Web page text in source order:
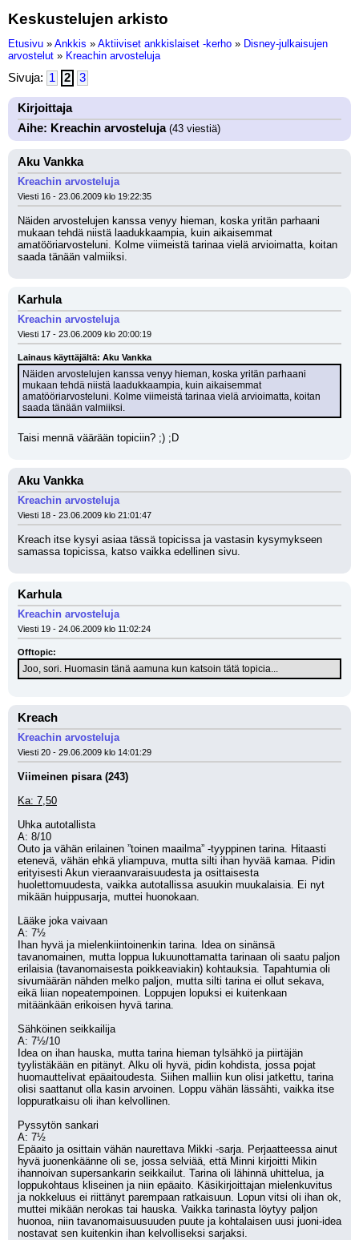
Keskustelujen arkisto
Etusivu » Ankkis » Aktiiviset ankkislaiset -kerho » Disney-julkaisujen
arvostelut » Kreachin arvosteluja
Sivuja: 1 2 3
Kirjoittaja
Aihe: Kreachin arvosteluja(43 viestiä)
Aku Vankka
Kreachin arvosteluja
Viesti 16 - 23.06.2009 klo 19:22:35
Näiden arvostelujen kanssa venyy hieman, koska yritän parhaani
mukaan tehdä niistä laadukkaampia, kuin aikaisemmat
amatööriarvosteluni. Kolme viimeistä tarinaa vielä arvioimatta, koitan
saada tänään valmiiksi.
Karhula
Kreachin arvosteluja
Viesti 17 - 23.06.2009 klo 20:00:19
Lainaus käyttäjältä: Aku Vankka
Näiden arvostelujen kanssa venyy hieman, koska yritän parhaani
mukaan tehdä niistä laadukkaampia, kuin aikaisemmat
amatööriarvosteluni. Kolme viimeistä tarinaa vielä arvioimatta, koitan
saada tänään valmiiksi.
Taisi mennä väärään topiciin? ;) ;D
Aku Vankka
Kreachin arvosteluja
Viesti 18 - 23.06.2009 klo 21:01:47
Kreach itse kysyi asiaa tässä topicissa ja vastasin kysymykseen
samassa topicissa, katso vaikka edellinen sivu.
Karhula
Kreachin arvosteluja
Viesti 19 - 24.06.2009 klo 11:02:24
Offtopic:
Joo, sori. Huomasin tänä aamuna kun katsoin tätä topicia...
Kreach
Kreachin arvosteluja
Viesti 20 - 29.06.2009 klo 14:01:29
Viimeinen pisara (243)
Ka: 7,50
Uhka autotallista
A: 8/10
Outo ja vähän erilainen ”toinen maailma” -tyyppinen tarina. Hitaasti
etenevä, vähän ehkä yliampuva, mutta silti ihan hyvää kamaa. Pidin
erityisesti Akun vieraanvaraisuudesta ja osittaisesta
huolettomuudesta, vaikka autotallissa asuukin muukalaisia. Ei nyt
mikään huippusarja, muttei huonokaan.
Lääke joka vaivaan
A: 7½
Ihan hyvä ja mielenkiintoinenkin tarina. Idea on sinänsä
tavanomainen, mutta loppua lukuunottamatta tarinaan oli saatu paljon
erilaisia (tavanomaisesta poikkeaviakin) kohtauksia. Tapahtumia oli
sivumäärän nähden melko paljon, mutta silti tarina ei ollut sekava,
eikä liian nopeatempoinen. Loppujen lopuksi ei kuitenkaan
mitäänkään erikoisen hyvä tarina.
Sähköinen seikkailija
A: 7½/10
Idea on ihan hauska, mutta tarina hieman tylsähkö ja piirtäjän
tyylistäkään en pitänyt. Alku oli hyvä, pidin kohdista, jossa pojat
huomauttelivat epäaitoudesta. Siihen malliin kun olisi jatkettu, tarina
olisi saattanut olla kasin arvoinen. Loppu vähän lässähti, vaikka itse
loppuratkaisu oli ihan kelvollinen.
Pyssytön sankari
A: 7½
Epäaito ja osittain vähän naurettava Mikki -sarja. Perjaatteessa ainut
hyvä juonenkäänne oli se, jossa selviää, että Minni kirjoitti Mikin
ihannoivan supersankarin seikkailut. Tarina oli lähinnä uhittelua, ja
loppukohtaus kliseinen ja niin epäaito. Käsikirjoittajan mielenkuvitus
ja nokkeluus ei riittänyt parempaan ratkaisuun. Lopun vitsi oli ihan ok,
muttei mikään nerokas tai hauska. Vaikka tarinasta löytyy paljon
huonoa, niin tavanomaisuusuuden puute ja kohtalaisen uusi juoni-idea
nostavat sen kuitenkin ihan kelvolliseksi sarjaksi.